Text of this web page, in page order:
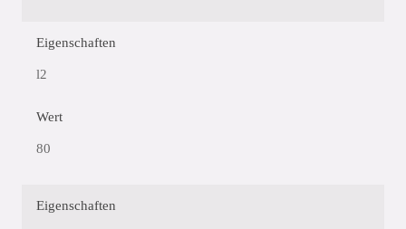
Eigenschaften
l2
Wert
80
Eigenschaften